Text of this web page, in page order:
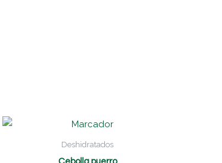
Deshidratados